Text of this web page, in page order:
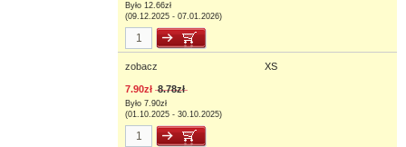
Było 12.66zł
(09.12.2025 - 07.01.2026)
zobacz XS
7.90zł 8.78zł
Było 7.90zł
(01.10.2025 - 30.10.2025)